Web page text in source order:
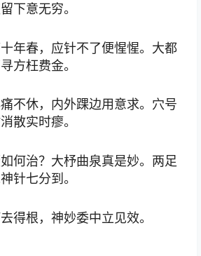
下意无穷。
春，应针不了便惺惺。大都
方枉费金。
休，内外踝边用意求。穴号
散实时瘳。
治？大杼曲泉真是妙。两足
针七分到。
根，神妙委中立见效。